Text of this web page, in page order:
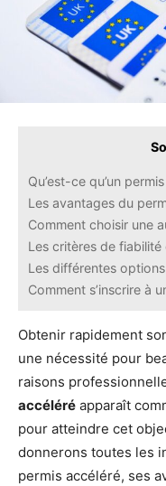
Qu’est-ce qu’un
Les avantages du
Comment choisir une
Les critères de fiabilité
Les différentes
Comment s’inscrire à
Obtenir rapidement
une nécessité pour
raisons
accéléré apparaît
pour atteindre cet
donnerons toutes les
permis accéléré, ses